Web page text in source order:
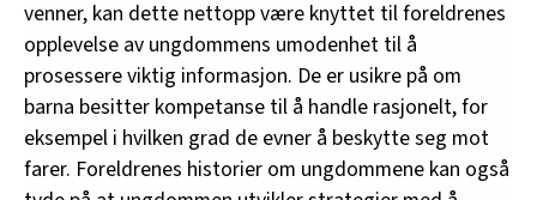
venner, kan dette nettopp være knyttet til foreldrenes
opplevelse av ungdommens umodenhet til å
prosessere viktig informasjon. De er usikre på om
barna besitter kompetanse til å handle rasjonelt, for
eksempel i hvilken grad de evner å beskytte seg mot
farer. Foreldrenes historier om ungdommene kan også